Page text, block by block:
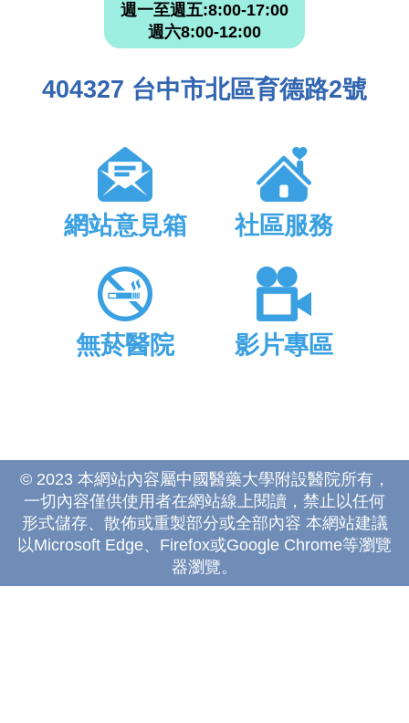
週一至週五:8:00-17:00
週六8:00-12:00
404327 台中市北區育德路2號
網站意見箱 社區服務
無菸醫院 影片專區
© 2023 本網站內容屬中國醫藥大學附設醫院所有，
一切內容僅供使用者在網站線上閱讀，禁止以任何
形式儲存、散佈或重製部分或全部內容 本網站建議
以Microsoft Edge、Firefox或Google Chrome等瀏覽
器瀏覽。